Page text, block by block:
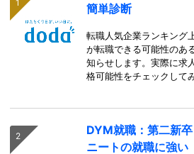
簡単診断
転職人気企業ランキング
が転職できる可能性のあ
知らせします。実際に求
格可能性をチェックして
DYM就職：第二新
ニートの就職に強い